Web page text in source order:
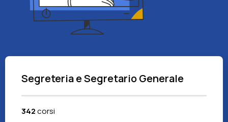
Segreteria e Segretario Generale
342corsi